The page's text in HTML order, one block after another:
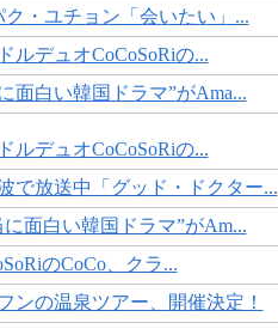
ク・ユチョン「会いたい」...
ルデュオCoCoSoRiの...
面白い韓国ドラマ”がAma...
ルデュオCoCoSoRiの...
で放送中「グッド・ドクター...
に面白い韓国ドラマ”がAm...
のCoCo、クラ...
ンの温泉ツアー、開催決定！